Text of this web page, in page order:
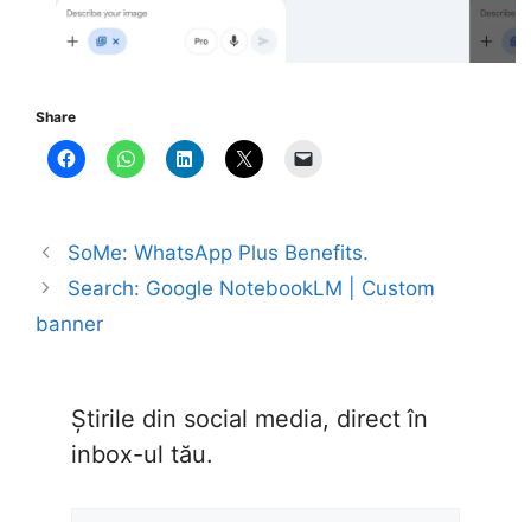
Share
SoMe: WhatsApp Plus Benefits.
Search: Google NotebookLM | Custom
banner
Știrile din social media, direct în
inbox-ul tău.